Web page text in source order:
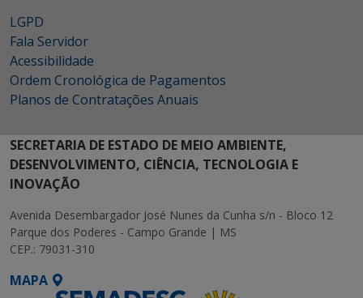
LGPD
Fala Servidor
Acessibilidade
Ordem Cronológica de Pagamentos
Planos de Contratações Anuais
SECRETARIA DE ESTADO DE MEIO AMBIENTE,
DESENVOLVIMENTO, CIÊNCIA, TECNOLOGIA E
INOVAÇÃO
Avenida Desembargador José Nunes da Cunha s/n - Bloco 12
Parque dos Poderes - Campo Grande | MS
CEP.: 79031-310
MAPA